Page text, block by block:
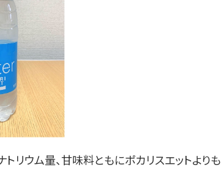
リウム量、甘味料ともにポカリスエットよりも